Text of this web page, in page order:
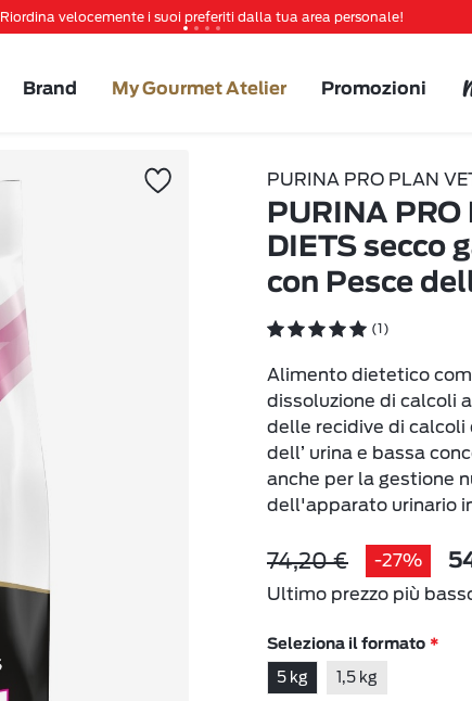
Riordina velocemente i suoi preferiti dalla tua area personale!
Spedizione gratuita a partire da 49 €
Brand My Gourmet Atelier Promozioni
PURINA PRO PLAN
PURINA
DIETS secco
con Pesce
(1)
Alimento dietetico
dissoluzione di calcoli
delle recidive di
dell’ urina e bassa
anche per la gestione
dell'apparato urinario
74,20 € -27%
Ultimo prezzo più
Seleziona il formato
5 kg 1,5 kg